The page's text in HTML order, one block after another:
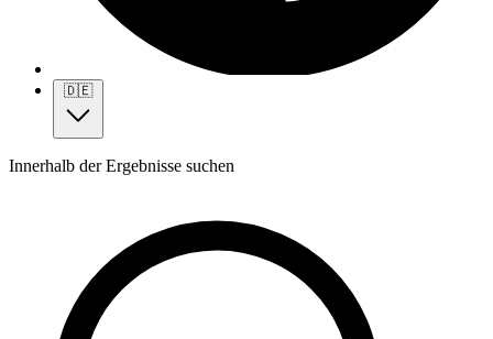
🇩🇪
Innerhalb der Ergebnisse suchen